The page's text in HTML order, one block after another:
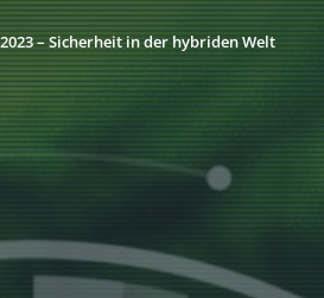
– Sicherheit in der hybriden Welt